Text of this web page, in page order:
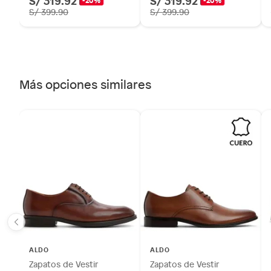
S/ 399.90 S/ 399.90
Más opciones similares
ALDO
Zapatos de Vestir
ALDO
Zapatos de Vestir